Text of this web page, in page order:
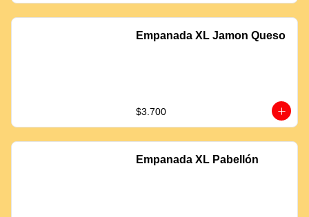
Empanada XL Jamon Queso
$3.700
Empanada XL Pabellón